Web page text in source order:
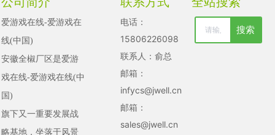
爱游戏在线-爱游戏在
线(中国)
安徽全椒厂区是爱游
戏在线-爱游戏在线(中
国)
旗下又一重要发展战
略基地，坐落于风景
电话：
15806226098
联系人：俞总
邮箱：
infycs@jwell.cn
邮箱：
sales@jwell.cn
搜索
清空记录
历史记录